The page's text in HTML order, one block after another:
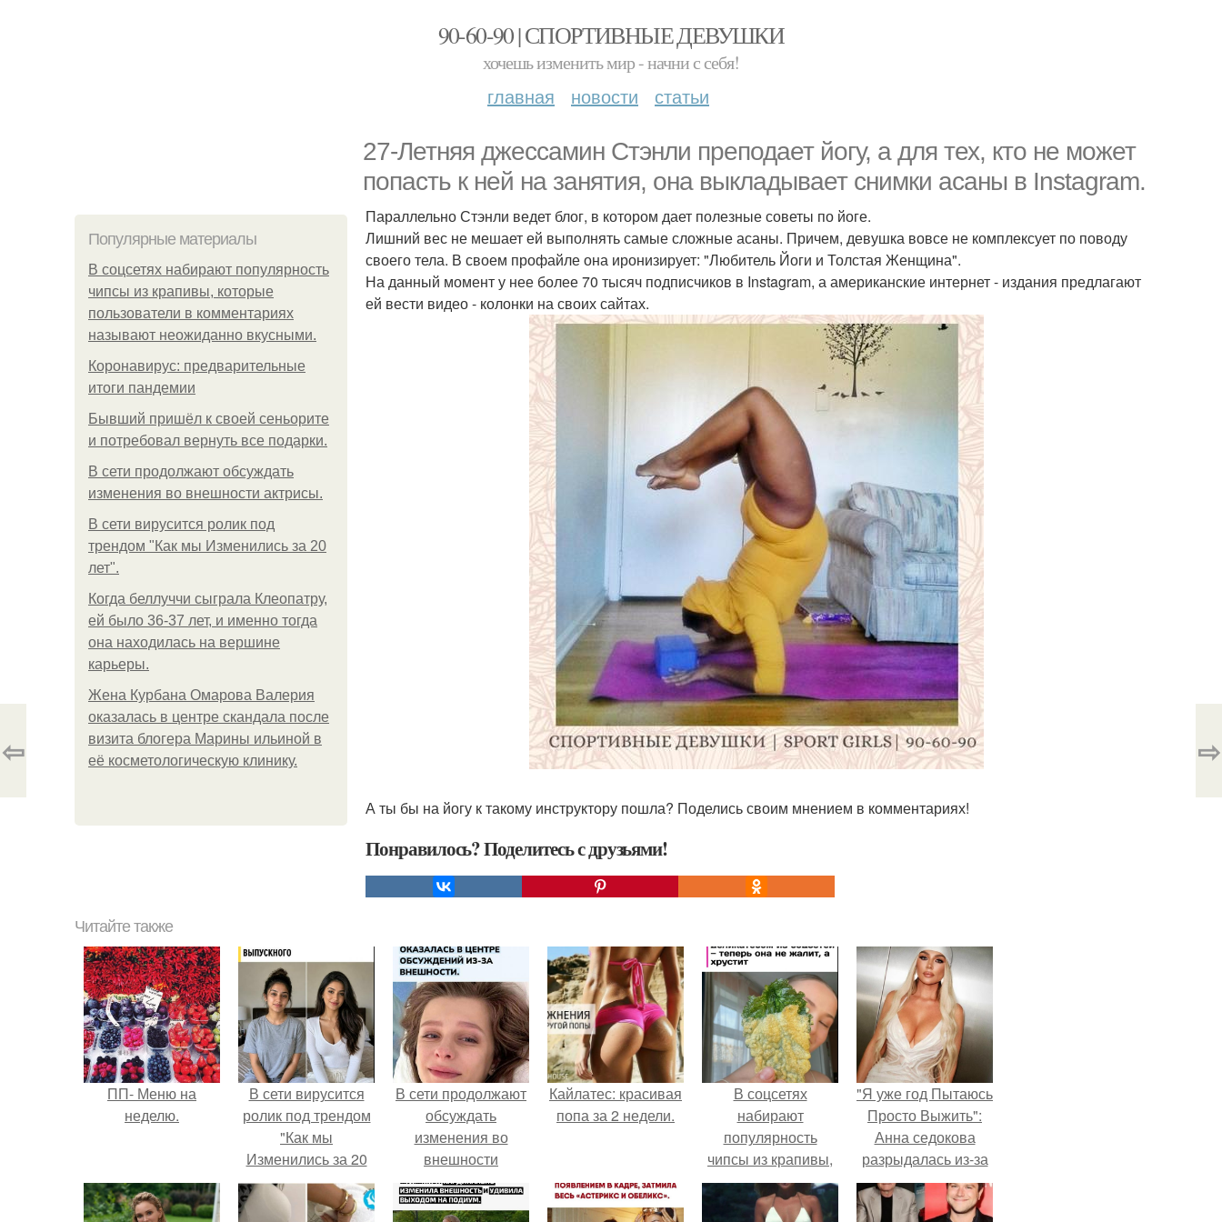
90-60-90 | СПОРТИВНЫЕ ДЕВУШКИ
хочешь изменить мир - начни с себя!
главная новости статьи
27-Летняя джессамин Стэнли преподает йогу, а для тех, кто не может
попасть к ней на занятия, она выкладывает снимки асаны в Instagram.
Популярные материалы
В соцсетях набирают популярность
чипсы из крапивы, которые
пользователи в комментариях
называют неожиданно вкусными.
Коронавирус: предварительные
итоги пандемии
Бывший пришёл к своей сеньорите
и потребовал вернуть все подарки.
В сети продолжают обсуждать
изменения во внешности актрисы.
В сети вирусится ролик под
трендом "Как мы Изменились за 20
лет".
Когда беллуччи сыграла Клеопатру,
ей было 36-37 лет, и именно тогда
она находилась на вершине
карьеры.
Жена Курбана Омарова Валерия
оказалась в центре скандала после
визита блогера Марины ильиной в
её косметологическую клинику.
Параллельно Стэнли ведет блог, в котором дает полезные советы по йоге.
Лишний вес не мешает ей выполнять самые сложные асаны. Причем, девушка вовсе не комплексует по поводу
своего тела. В своем профайле она иронизирует: "Любитель Йоги и Толстая Женщина".
На данный момент у нее более 70 тысяч подписчиков в Instagram, а американские интернет - издания предлагают
ей вести видео - колонки на своих сайтах.
А ты бы на йогу к такому инструктору пошла? Поделись своим мнением в комментариях!
Понравилось? Поделитесь с друзьями!
⇦ ⇨
Читайте также
ПП- Меню на
неделю.
В сети вирусится
ролик под трендом
"Как мы
Изменились за 20
лет".
В сети продолжают
обсуждать
изменения во
внешности
актрисы.
Кайлатес: красивая
попа за 2 недели.
В соцсетях
набирают
популярность
чипсы из крапивы,
которые
пользователи в
"Я уже год Пытаюсь
Просто Выжить":
Анна седокова
разрыдалась из-за
жесткой травли и
проклятий в сети.